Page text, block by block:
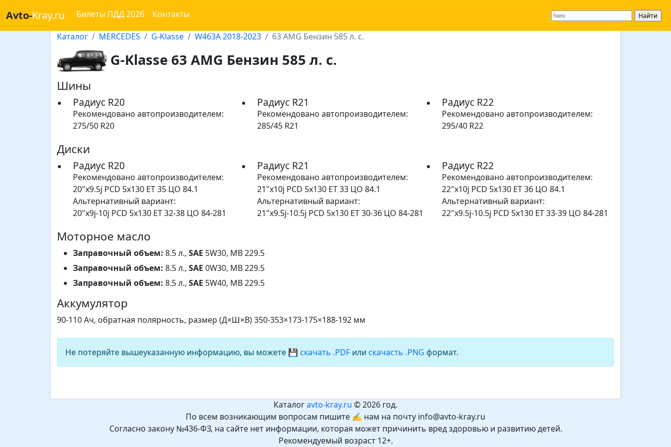
Avto-Kray.ru Билеты ПДД 2026 Контакты
Каталог MERCEDES G-Klasse W463A 2018-2023 63 AMG Бензин 585 л. с.
G-Klasse 63 AMG Бензин 585 л. с.
Шины
Радиус R20
Рекомендовано автопроизводителем:
275/50 R20
Радиус R21
Рекомендовано автопроизводителем:
285/45 R21
Радиус R22
Рекомендовано автопроизводителем:
295/40 R22
Диски
Радиус R20
Рекомендовано автопроизводителем:
20"x9.5j PCD 5x130 ET 35 ЦО 84.1
Альтернативный вариант:
20"x9j-10j PCD 5x130 ET 32-38 ЦО 84-281
Радиус R21
Рекомендовано автопроизводителем:
21"x10j PCD 5x130 ET 33 ЦО 84.1
Альтернативный вариант:
21"x9.5j-10.5j PCD 5x130 ET 30-36 ЦО 84-281
Радиус R22
Рекомендовано автопроизводителем:
22"x10j PCD 5x130 ET 36 ЦО 84.1
Альтернативный вариант:
22"x9.5j-10.5j PCD 5x130 ET 33-39 ЦО 84-281
Моторное масло
Заправочный объем: 8.5 л., SAE 5W30, MB 229.5
Заправочный объем: 8.5 л., SAE 0W30, MB 229.5
Заправочный объем: 8.5 л., SAE 5W40, MB 229.5
Аккумулятор
90-110 Ач, обратная полярность, размер (Д×Ш×В) 350-353×173-175×188-192 мм
Не потеряйте вышеуказанную информацию, вы можете 💾 скачать .PDF или скачасть .PNG формат.
Каталогavto-kray.ru © 2026 год.
По всем возникающим вопросам пишите ✍ нам на почту info@avto-kray.ru
Согласно закону №436-ФЗ, на сайте нет информации, которая может причинить вред здоровью и развитию детей.
Рекомендуемый возраст 12+.